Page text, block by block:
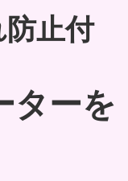
止付
ターを